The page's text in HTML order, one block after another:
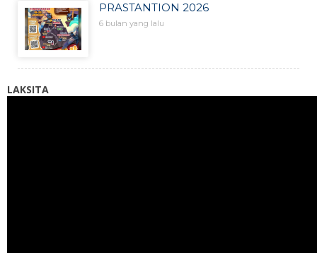
PRASTANTION 2026
6 bulan yang lalu
LAKSITA